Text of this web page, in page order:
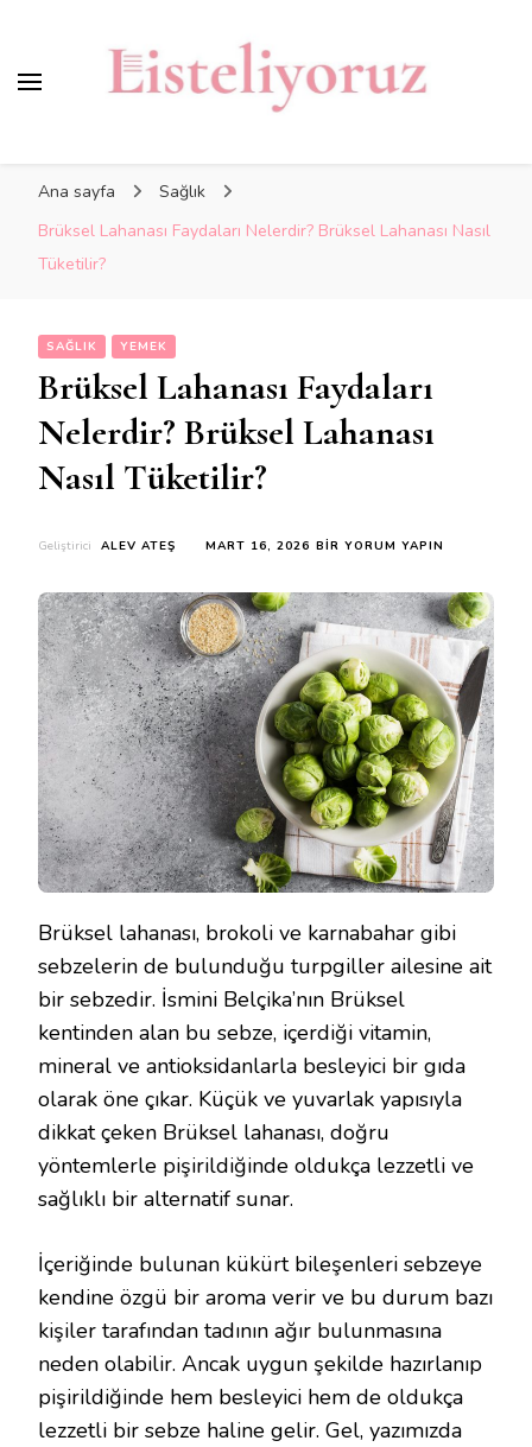
Ana sayfa
Sağlık
Brüksel Lahanası Faydaları Nelerdir? Brüksel Lahanası Nasıl
Tüketilir?
SAĞLIK YEMEK
Brüksel Lahanası Faydaları
Nelerdir? Brüksel Lahanası
Nasıl Tüketilir?
Geliştirici ALEV ATEŞ MART 16, 2026 BRÜKSEL
NELERDIR?
BRÜKSEL
LAHANASI
NASIL
TÜKETILIR?
IÇIN
BIR YORUM YAPIN
Brüksel lahanası, brokoli ve karnabahar gibi
sebzelerin de bulunduğu turpgiller ailesine ait
bir sebzedir. İsmini Belçika’nın Brüksel
kentinden alan bu sebze, içerdiği vitamin,
mineral ve antioksidanlarla besleyici bir gıda
olarak öne çıkar. Küçük ve yuvarlak yapısıyla
dikkat çeken Brüksel lahanası, doğru
yöntemlerle pişirildiğinde oldukça lezzetli ve
sağlıklı bir alternatif sunar.
İçeriğinde bulunan kükürt bileşenleri sebzeye
kendine özgü bir aroma verir ve bu durum bazı
kişiler tarafından tadının ağır bulunmasına
neden olabilir. Ancak uygun şekilde hazırlanıp
pişirildiğinde hem besleyici hem de oldukça
lezzetli bir sebze haline gelir. Gel, yazımızda